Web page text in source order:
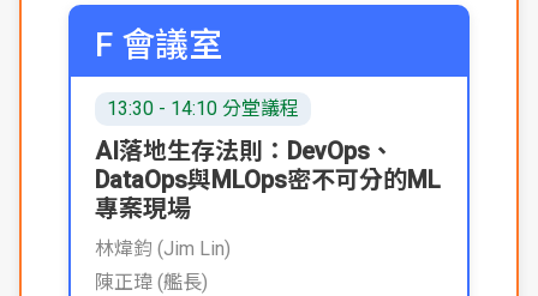
F 會議室
13:30 - 14:10 分堂議程
AI落地生存法則：DevOps、
DataOps與MLOps密不可分的ML
專案現場
林煒鈞 (Jim Lin)
陳正瑋 (艦長)